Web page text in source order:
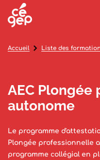
AEC
autonome
Le programme
Plongée professionnelle
programme collégial en
Accueil Liste des